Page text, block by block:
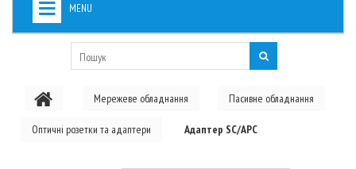
MENU
PON ОБЛАДНАННЯ
Мережеве обладнання Пасивне обладнання
Оптичні розетки та адаптери Адаптер SC/APC